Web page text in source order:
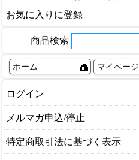
お気に入りに登録
商品検索
ホーム マイページ
ログイン
メルマガ申込/停止
特定商取引法に基づく表示